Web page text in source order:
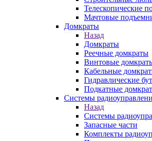
Телескопические
Мачтовые
Домкраты
Назад
Домкраты
Реечные домкраты
Винтовые
Кабельные
Гидравлические
Подкатные
Системы
Назад
Системы
Запасные части
Комплекты